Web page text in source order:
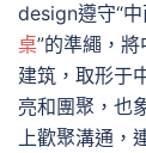
design遵守“
桌”的準繩，
建筑，取形于
亮和團聚，也
上歡聚溝通，